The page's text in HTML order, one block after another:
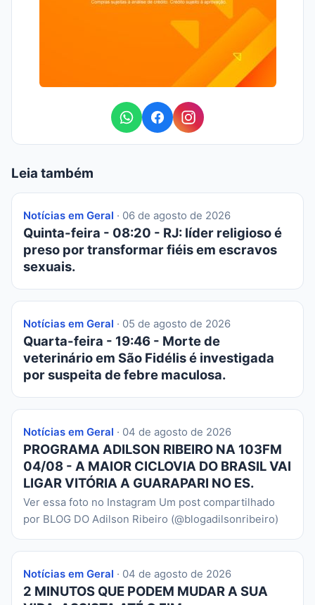
Leia também
Notícias em Geral · 06 de agosto de 2026
Quinta-feira - 08:20 - RJ: líder religioso é
preso por transformar fiéis em escravos
sexuais.
Notícias em Geral · 05 de agosto de 2026
Quarta-feira - 19:46 - Morte de
veterinário em São Fidélis é investigada
por suspeita de febre maculosa.
Notícias em Geral · 04 de agosto de 2026
PROGRAMA ADILSON RIBEIRO NA 103FM
04/08 - A MAIOR CICLOVIA DO BRASIL VAI
LIGAR VITÓRIA A GUARAPARI NO ES.
Ver essa foto no Instagram Um post compartilhado
por BLOG DO Adilson Ribeiro (@blogadilsonribeiro)
Notícias em Geral · 04 de agosto de 2026
2 MINUTOS QUE PODEM MUDAR A SUA